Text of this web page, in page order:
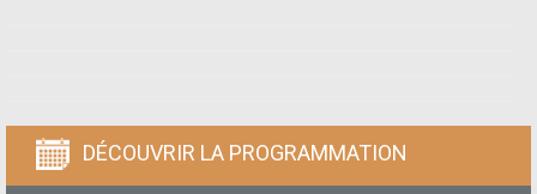
DÉCOUVRIR LA PROGRAMMATION